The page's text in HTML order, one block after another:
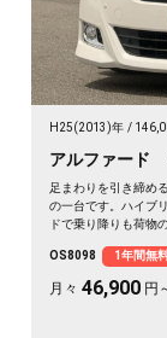
H25(2013)年
アルファー
足まわりを引き締め
の一台です。ハイブ
ドで乗り降りも荷物
征も余裕の空間で。
《1年保証付》
OS8098 1年間無
月々 46,900 円